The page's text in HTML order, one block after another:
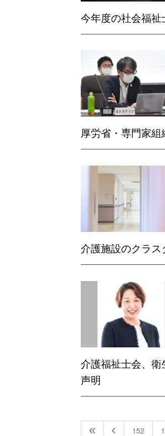
今年度の社会福
厚労省・専門家
介護施設のクラ
介護福祉士会、
声明
152